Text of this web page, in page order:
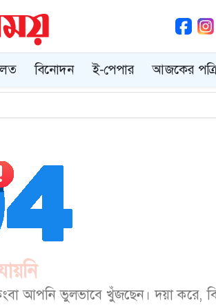
বিনোদন ই-পেপার আজকের
আপনি ভুলভাবে খুঁজছেন। দয়া করে,